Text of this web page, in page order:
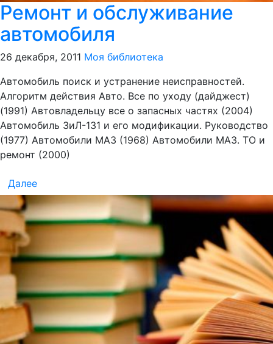
Ремонт и обслуживание
автомобиля
26 декабря, 2011 Моя библиотека
Автомобиль поиск и устранение неисправностей.
Алгоритм действия Авто. Все по уходу (дайджест)
(1991) Автовладельцу все о запасных частях (2004)
Автомобиль ЗиЛ-131 и его модификации. Руководство
(1977) Автомобили МАЗ (1968) Автомобили МАЗ. ТО и
ремонт (2000)
Далее